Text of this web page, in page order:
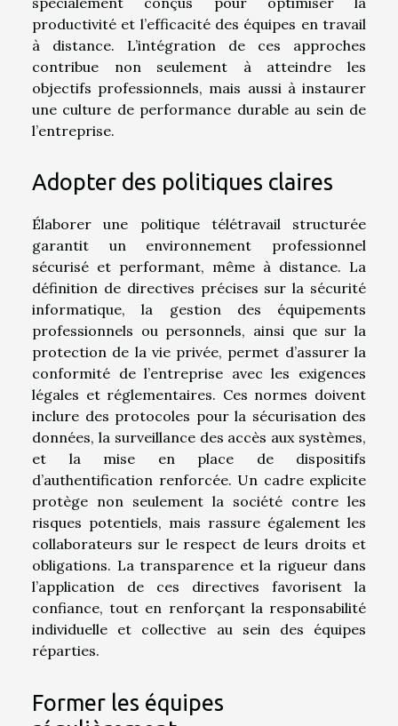
productivité et l’efficacité des équipes en travail
à distance. L’intégration de ces approches
contribue non seulement à atteindre les
objectifs professionnels, mais aussi à instaurer
une culture de performance durable au sein de
l’entreprise.
Adopter des politiques claires
Élaborer une politique télétravail structurée
garantit un environnement professionnel
sécurisé et performant, même à distance. La
définition de directives précises sur la sécurité
informatique, la gestion des équipements
professionnels ou personnels, ainsi que sur la
protection de la vie privée, permet d’assurer la
conformité de l’entreprise avec les exigences
légales et réglementaires. Ces normes doivent
inclure des protocoles pour la sécurisation des
données, la surveillance des accès aux systèmes,
et la mise en place de dispositifs
d’authentification renforcée. Un cadre explicite
protège non seulement la société contre les
risques potentiels, mais rassure également les
collaborateurs sur le respect de leurs droits et
obligations. La transparence et la rigueur dans
l’application de ces directives favorisent la
confiance, tout en renforçant la responsabilité
individuelle et collective au sein des équipes
réparties.
Former les équipes